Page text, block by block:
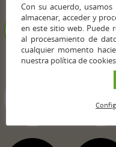
Con su acuerdo,
almacenar, acceder y
en este sitio web. Puede
al procesamiento de
cualquier momento
nuestra política de cookies.